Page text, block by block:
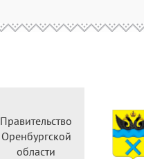
Правительство
Оренбургской
области